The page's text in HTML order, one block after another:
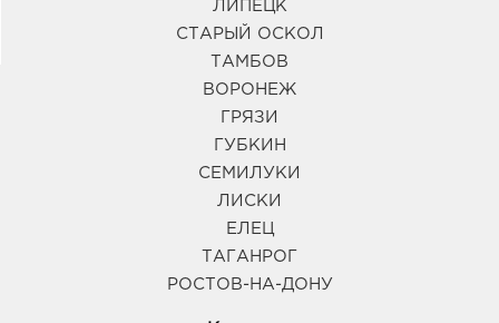
ЛИПЕЦК
СТАРЫЙ ОСКОЛ
ТАМБОВ
ВОРОНЕЖ
ГРЯЗИ
ГУБКИН
СЕМИЛУКИ
ЛИСКИ
ЕЛЕЦ
ТАГАНРОГ
РОСТОВ-НА-ДОНУ